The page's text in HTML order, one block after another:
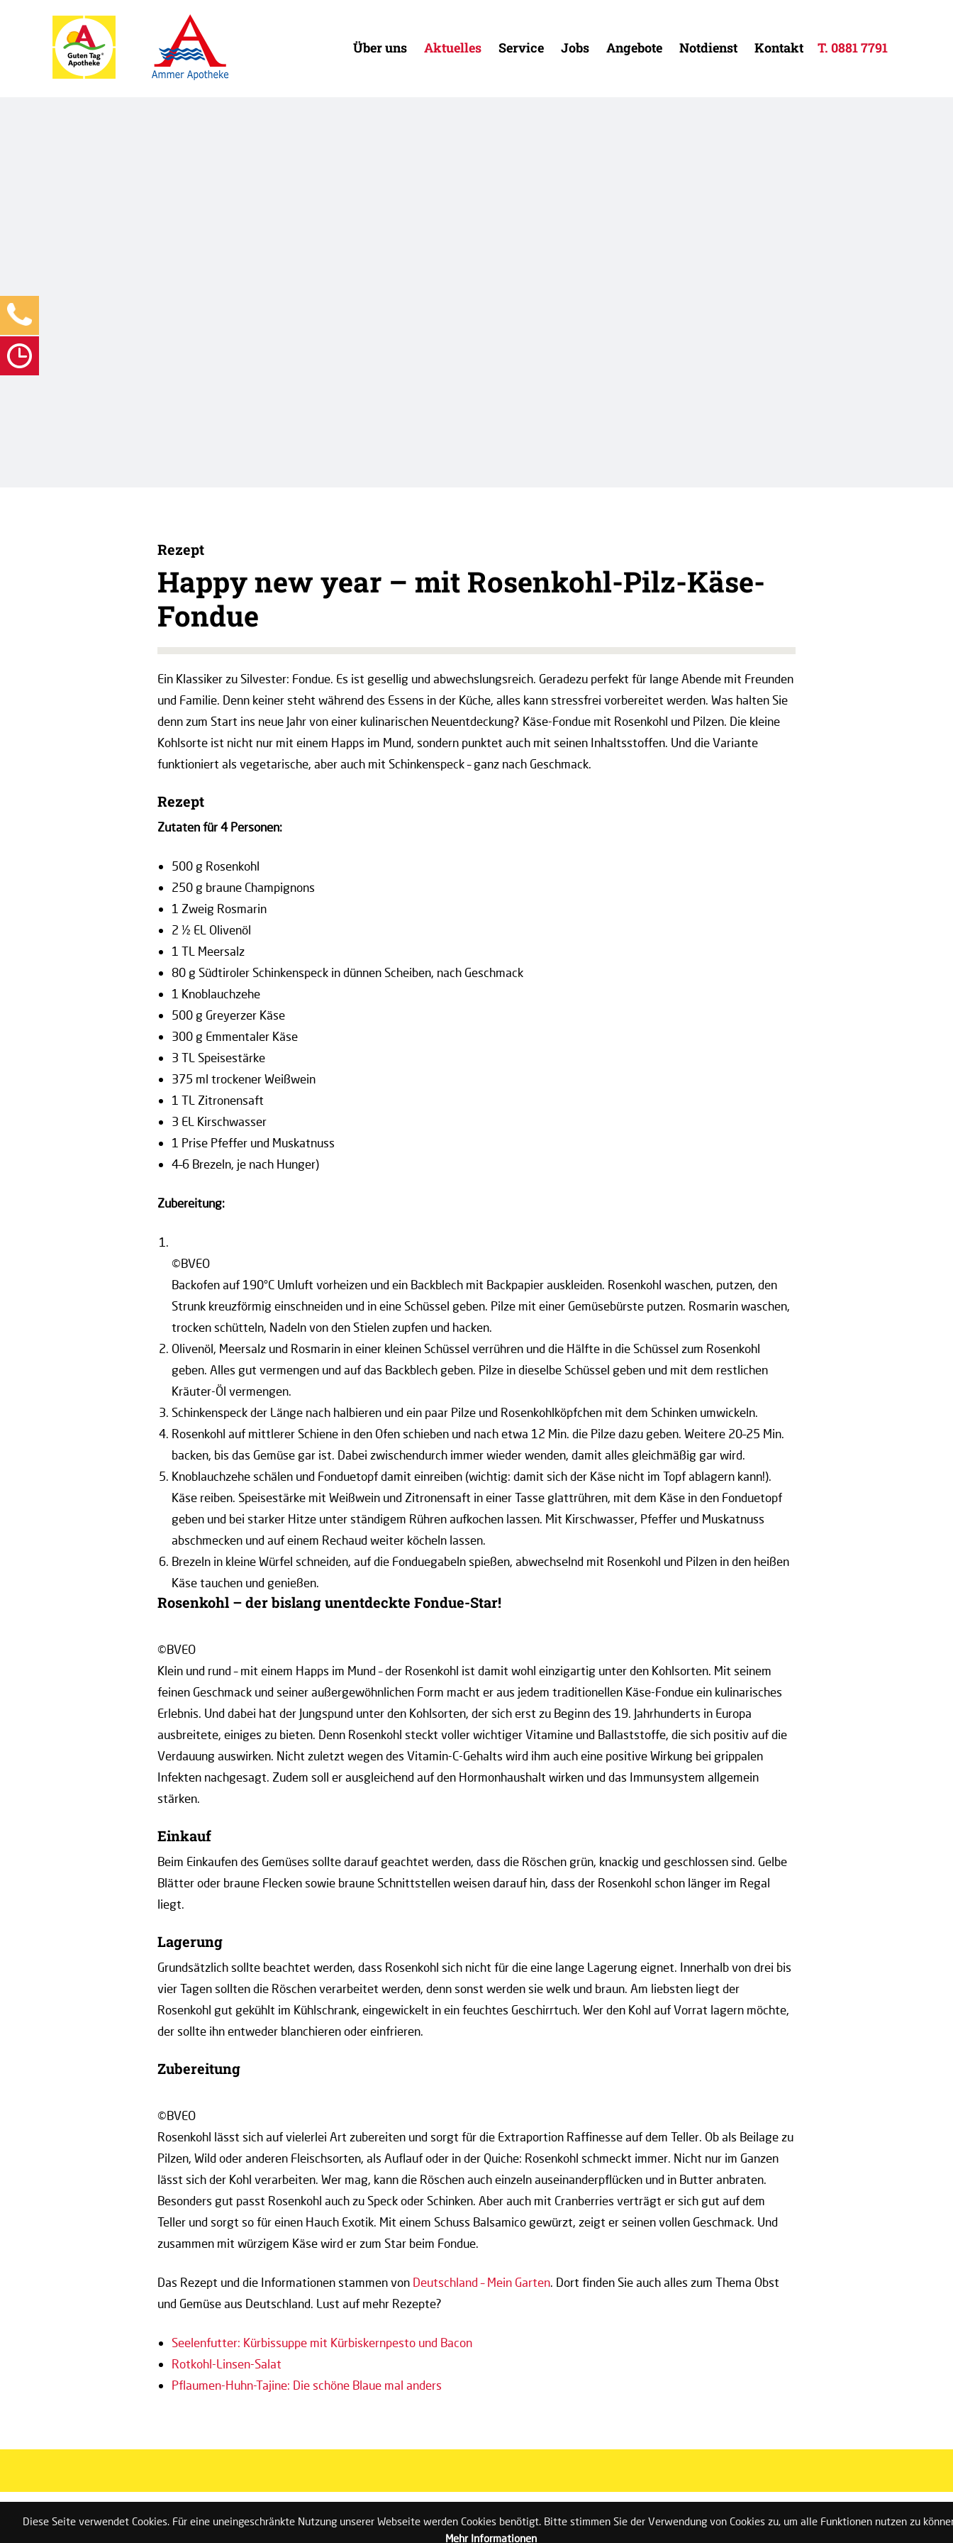
Diese Seite verwendet Cookies. Für eine uneingeschränkte Nutzung unserer Webseite werden Cookies benötigt. Bitte stimmen Sie der Verwendung von Cookies zu, um alle Funktionen nutzen zu
Mehr Informationen
Über uns Aktuelles Service Jobs Angebote Notdienst Kontakt T. 0881 7791
Rezept
Happy new year – mit Rosenkohl-Pilz-Käse-
Fondue
Ein Klassiker zu Silvester: Fondue. Es ist gesellig und abwechslungsreich. Geradezu perfekt für lange Abende mit Freunden
und Familie. Denn keiner steht während des Essens in der Küche, alles kann stressfrei vorbereitet werden. Was halten Sie
denn zum Start ins neue Jahr von einer kulinarischen Neuentdeckung? Käse-Fondue mit Rosenkohl und Pilzen. Die kleine
Kohlsorte ist nicht nur mit einem Happs im Mund, sondern punktet auch mit seinen Inhaltsstoffen. Und die Variante
funktioniert als vegetarische, aber auch mit Schinkenspeck – ganz nach Geschmack.
Rezept
Zutaten für 4 Personen:
500 g Rosenkohl
250 g braune Champignons
1 Zweig Rosmarin
2 ½ EL Olivenöl
1 TL Meersalz
80 g Südtiroler Schinkenspeck in dünnen Scheiben, nach Geschmack
1 Knoblauchzehe
500 g Greyerzer Käse
300 g Emmentaler Käse
3 TL Speisestärke
375 ml trockener Weißwein
1 TL Zitronensaft
3 EL Kirschwasser
1 Prise Pfeffer und Muskatnuss
4–6 Brezeln, je nach Hunger)
Zubereitung:
©BVEO
Backofen auf 190°C Umluft vorheizen und ein Backblech mit Backpapier auskleiden. Rosenkohl waschen, putzen, den
Strunk kreuzförmig einschneiden und in eine Schüssel geben. Pilze mit einer Gemüsebürste putzen. Rosmarin waschen,
trocken schütteln, Nadeln von den Stielen zupfen und hacken.
Olivenöl, Meersalz und Rosmarin in einer kleinen Schüssel verrühren und die Hälfte in die Schüssel zum Rosenkohl
geben. Alles gut vermengen und auf das Backblech geben. Pilze in dieselbe Schüssel geben und mit dem restlichen
Kräuter-Öl vermengen.
Schinkenspeck der Länge nach halbieren und ein paar Pilze und Rosenkohlköpfchen mit dem Schinken umwickeln.
Rosenkohl auf mittlerer Schiene in den Ofen schieben und nach etwa 12 Min. die Pilze dazu geben. Weitere 20–25 Min.
backen, bis das Gemüse gar ist. Dabei zwischendurch immer wieder wenden, damit alles gleichmäßig gar wird.
Knoblauchzehe schälen und Fonduetopf damit einreiben (wichtig: damit sich der Käse nicht im Topf ablagern kann!).
Käse reiben. Speisestärke mit Weißwein und Zitronensaft in einer Tasse glattrühren, mit dem Käse in den Fonduetopf
geben und bei starker Hitze unter ständigem Rühren aufkochen lassen. Mit Kirschwasser, Pfeffer und Muskatnuss
abschmecken und auf einem Rechaud weiter köcheln lassen.
Brezeln in kleine Würfel schneiden, auf die Fonduegabeln spießen, abwechselnd mit Rosenkohl und Pilzen in den heißen
Käse tauchen und genießen.
Rosenkohl – der bislang unentdeckte Fondue-Star!
©BVEO
Klein und rund – mit einem Happs im Mund – der Rosenkohl ist damit wohl einzigartig unter den Kohlsorten. Mit seinem
feinen Geschmack und seiner außergewöhnlichen Form macht er aus jedem traditionellen Käse-Fondue ein kulinarisches
Erlebnis. Und dabei hat der Jungspund unter den Kohlsorten, der sich erst zu Beginn des 19. Jahrhunderts in Europa
ausbreitete, einiges zu bieten. Denn Rosenkohl steckt voller wichtiger Vitamine und Ballaststoffe, die sich positiv auf die
Verdauung auswirken. Nicht zuletzt wegen des Vitamin-C-Gehalts wird ihm auch eine positive Wirkung bei grippalen
Infekten nachgesagt. Zudem soll er ausgleichend auf den Hormonhaushalt wirken und das Immunsystem allgemein
stärken.
Einkauf
Beim Einkaufen des Gemüses sollte darauf geachtet werden, dass die Röschen grün, knackig und geschlossen sind. Gelbe
Blätter oder braune Flecken sowie braune Schnittstellen weisen darauf hin, dass der Rosenkohl schon länger im Regal
liegt.
Lagerung
Grundsätzlich sollte beachtet werden, dass Rosenkohl sich nicht für die eine lange Lagerung eignet. Innerhalb von drei bis
vier Tagen sollten die Röschen verarbeitet werden, denn sonst werden sie welk und braun. Am liebsten liegt der
Rosenkohl gut gekühlt im Kühlschrank, eingewickelt in ein feuchtes Geschirrtuch. Wer den Kohl auf Vorrat lagern möchte,
der sollte ihn entweder blanchieren oder einfrieren.
Zubereitung
©BVEO
Rosenkohl lässt sich auf vielerlei Art zubereiten und sorgt für die Extraportion Raffinesse auf dem Teller. Ob als Beilage zu
Pilzen, Wild oder anderen Fleischsorten, als Auflauf oder in der Quiche: Rosenkohl schmeckt immer. Nicht nur im Ganzen
lässt sich der Kohl verarbeiten. Wer mag, kann die Röschen auch einzeln auseinanderpflücken und in Butter anbraten.
Besonders gut passt Rosenkohl auch zu Speck oder Schinken. Aber auch mit Cranberries verträgt er sich gut auf dem
Teller und sorgt so für einen Hauch Exotik. Mit einem Schuss Balsamico gewürzt, zeigt er seinen vollen Geschmack. Und
zusammen mit würzigem Käse wird er zum Star beim Fondue.
Das Rezept und die Informationen stammen von Deutschland – Mein Garten. Dort finden Sie auch alles zum Thema Obst
und Gemüse aus Deutschland. Lust auf mehr Rezepte?
Seelenfutter: Kürbissuppe mit Kürbiskernpesto und Bacon
Rotkohl-Linsen-Salat
Pflaumen-Huhn-Tajine: Die schöne Blaue mal anders
meiner Guten Tag Apotheke Kontakt